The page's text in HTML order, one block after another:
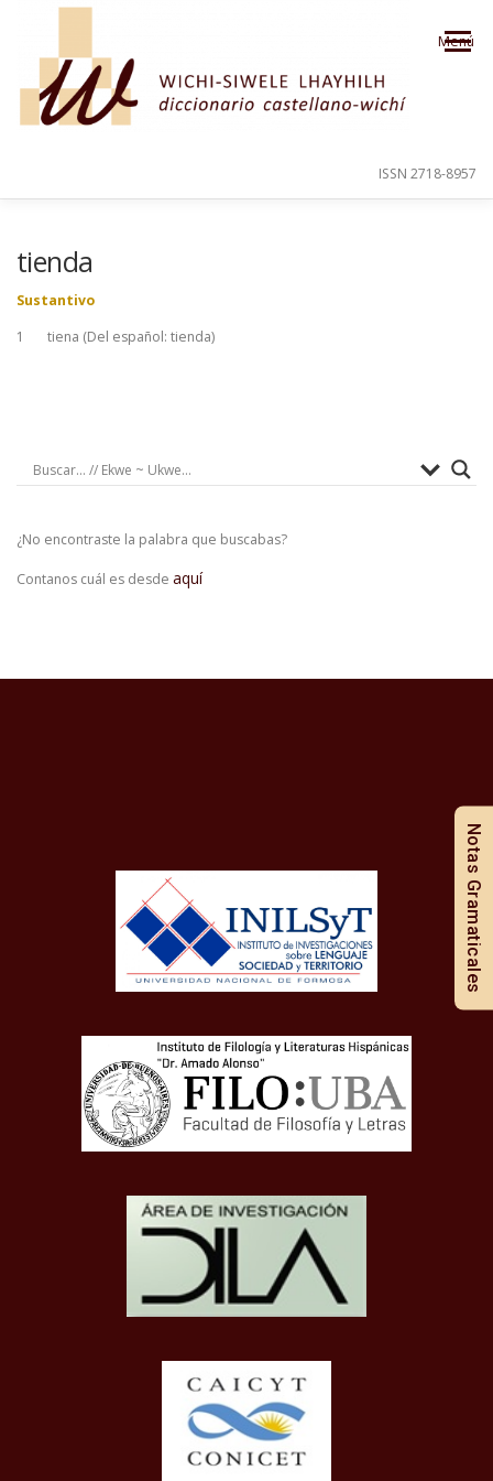
Saltar al contenido
Menú
ISSN 2718-8957
tienda
Sustantivo
1 tiena (Del español: tienda)
¿No encontraste la palabra que buscabas?
Contanos cuál es desde aquí
Notas Gramaticales